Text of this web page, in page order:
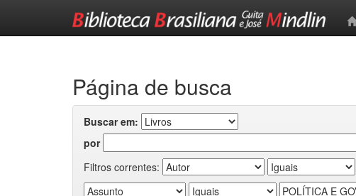
Página de busca
Buscar em:
por
Filtros correntes: